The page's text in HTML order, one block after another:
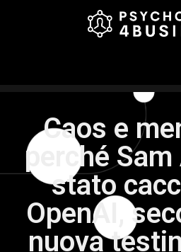
Caos e
perché
stato
OpenAI,
nuova